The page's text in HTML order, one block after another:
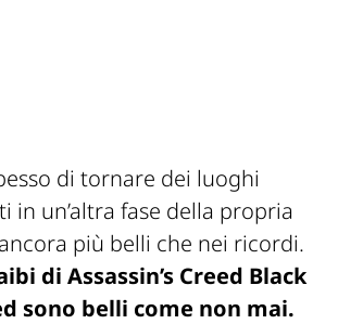
di tornare dei luoghi
in un’altra fase della propria
più belli che nei ricordi.
di Assassin’s Creed Black
sono belli come non mai.